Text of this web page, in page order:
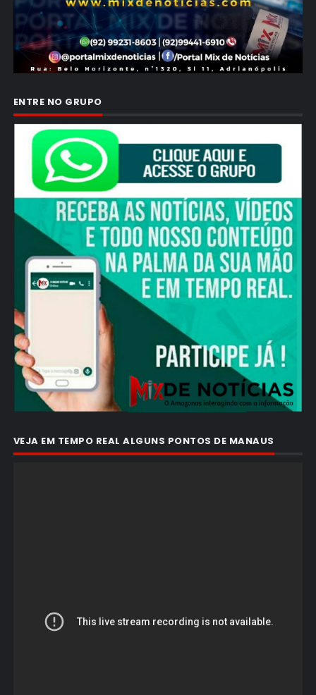
ENTRE NO GRUPO
VEJA EM TEMPO REAL ALGUNS PONTOS DE MANAUS